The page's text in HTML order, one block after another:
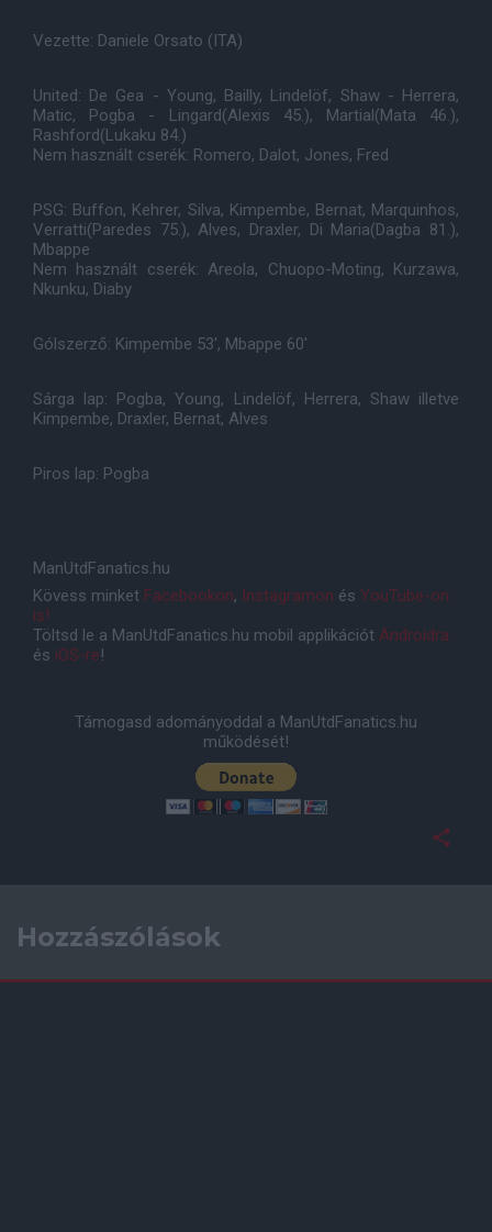
Vezette: Daniele Orsato (ITA)
United: De Gea - Young, Bailly, Lindelöf, Shaw - Herrera,
Matic, Pogba - Lingard(Alexis 45.), Martial(Mata 46.),
Rashford(Lukaku 84.)
Nem használt cserék: Romero, Dalot, Jones, Fred
PSG: Buffon, Kehrer, Silva, Kimpembe, Bernat, Marquinhos,
Verratti(Paredes 75.), Alves, Draxler, Di Maria(Dagba 81.),
Mbappe
Nem használt cserék: Areola, Chuopo-Moting, Kurzawa,
Nkunku, Diaby
Gólszerző: Kimpembe 53', Mbappe 60'
Sárga lap: Pogba, Young, Lindelöf, Herrera, Shaw illetve
Kimpembe, Draxler, Bernat, Alves
Piros lap: Pogba
ManUtdFanatics.hu
Kövess minket Facebookon, Instagramon és YouTube-on
is!
Töltsd le a ManUtdFanatics.hu mobil applikációt Androidra
és iOS-re!
Támogasd adományoddal a ManUtdFanatics.hu
működését!
Hozzászólások